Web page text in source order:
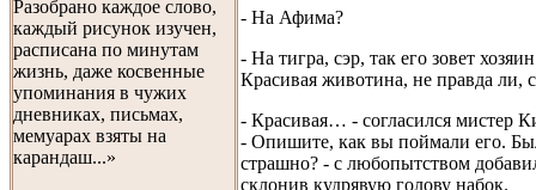
Разобрано каждое слово,
каждый рисунок изучен,
расписана по минутам
жизнь, даже косвенные
упоминания в чужих
дневниках, письмах,
мемуарах взяты на
карандаш...»
- На Афима?
- На тигра, сэр, так его зовет
Красивая животина, не правда ли,
- Красивая… - согласился мистер
- Опишите, как вы поймали его.
страшно? - с любопытством
склонив кудрявую голову набок.